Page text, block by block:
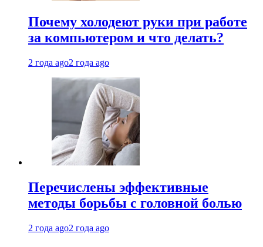
Почему холодеют руки при работе
за компьютером и что делать?
2 года ago2 года ago
Перечислены эффективные
методы борьбы с головной болью
2 года ago2 года ago